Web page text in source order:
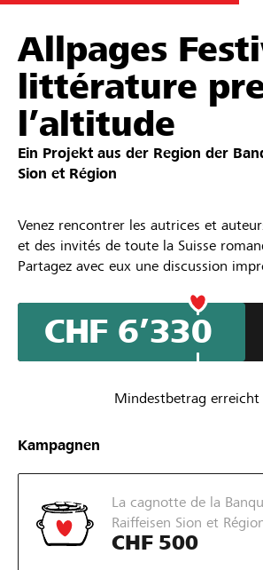
FR IT
Allpages
littérature
l’altitude
Ein Projekt aus der Region der
Sion et Région
Venez rencontrer les autrices et
et des invités de toute la Suisse
Partagez avec eux une discussion
Trouvez le livre qui vous plaira :
enfantine, poésie, essais, BD,
Allpages Festival : la littérature prend
CHF 6’330
Mindestbetrag erreicht
CHF 5’000
Wunschbetrag
58
Kampagnen
La cagnotte de la
Raiffeisen Sion et
CHF 500